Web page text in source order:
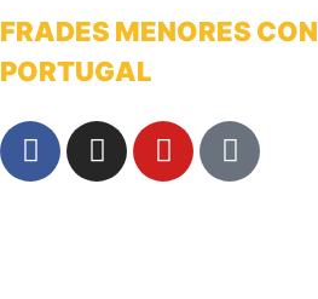
FRADES MENORES
PORTUGAL